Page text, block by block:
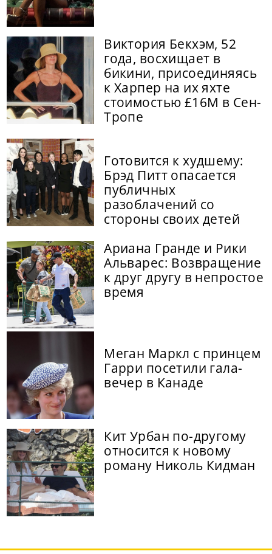
Виктория Бекхэм, 52
года, восхищает в
бикини, присоединяясь
к Харпер на их яхте
стоимостью £16M в Сен-
Тропе
Готовится к худшему:
Брэд Питт опасается
публичных
разоблачений со
стороны своих детей
Ариана Гранде и Рики
Альварес: Возвращение
к друг другу в непростое
время
Меган Маркл с принцем
Гарри посетили гала-
вечер в Канаде
Кит Урбан по-другому
относится к новому
роману Николь Кидман